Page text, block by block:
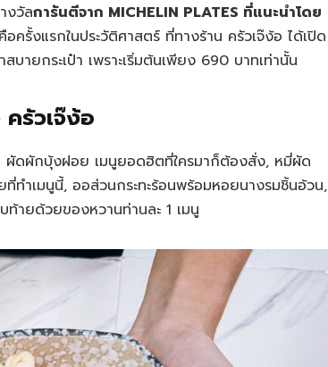
งวัลการันตีจาก MICHELIN PLATES ที่แนะนำโดย
อครั้งแรกในประวัติศาสตร์ ที่ทางร้าน ครัวเจ๊ง้อ ได้เปิด
ายกระเป๋า เพราะเริ่มต้นเพียง 690 บาทเท่านั้น
รัวเจ๊ง้อ
ผัดผักบุ้งฝอย เมนูยอดฮิตที่ใครมาก็ต้องสั่ง, หมี่ผัด
ยที่ทำเมนูนี้, ออส่วนกระทะร้อนพร้อมหอยนางรมชิ้นอ้วน,
ายด้วยของหวานท่านละ 1 เมนู